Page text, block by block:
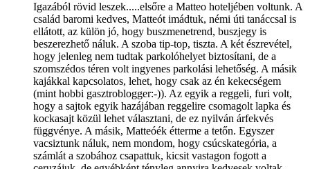
Igazából rövid leszek.....elsőre a Matteo hoteljében voltunk. A
család baromi kedves, Matteót imádtuk, némi úti tanáccsal is
ellátott, az külön jó, hogy buszmenetrend, buszjegy is
beszerezhető náluk. A szoba tip-top, tiszta. A két észrevétel,
hogy jelenleg nem tudtak parkolóhelyet biztosítani, de a
szomszédos téren volt ingyenes parkolási lehetőség. A másik
kajákkal kapcsolatos, lehet, hogy csak az én kekecségem
(mint hobbi gasztroblogger:-)). Az egyik a reggeli, furi volt,
hogy a sajtok egyik hazájában reggelire csomagolt lapka és
kockasajt közül lehet választani, de ez nyilván árfekvés
függvénye. A másik, Matteóék étterme a tetőn. Egyszer
vacsiztunk náluk, nem mondom, hogy csúcskategória, a
számlát a szobához csapattuk, kicsit vastagon fogott a